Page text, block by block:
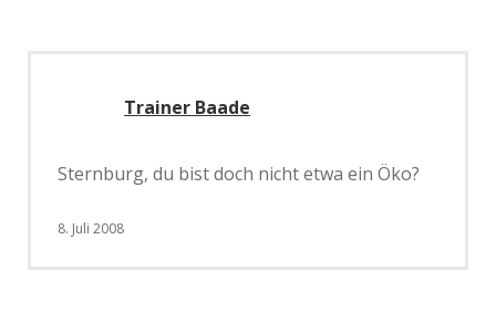
Trainer Baade
Sternburg, du bist doch nicht etwa ein Öko?
8. Juli 2008